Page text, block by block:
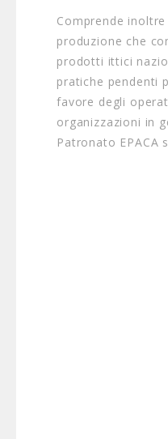
Comprende
produzione che
prodotti ittici
pratiche pendenti
favore degli
organizzazioni in
Patronato EPACA